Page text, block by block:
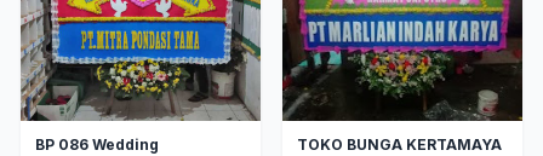
BP 086 Wedding
TOKO BUNGA KERTAMAYA